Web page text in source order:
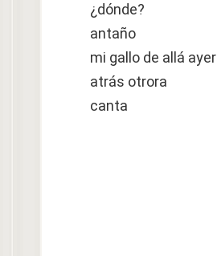
¿dónde?
antaño
mi gallo de allá ayer
atrás otrora
canta